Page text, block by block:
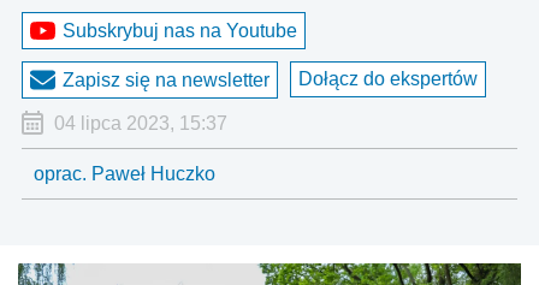
Subskrybuj nas na Youtube
Zapisz się na newsletter Dołącz do ekspertów
04 lipca 2023, 15:37
oprac. Paweł Huczko